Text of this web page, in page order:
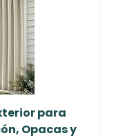
para
Opacas y